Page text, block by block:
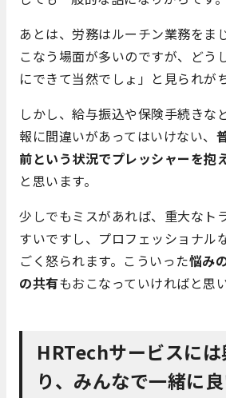
あとは、労務はルーチン業務をま
こなう場面が多いのですが、どう
にできて当然でしょ」と見られがち
しかし、給与振込や保険手続きな
報に間違いがあってはいけない、
前という状況でプレッシャーを抱
と思います。
少しでもミスがあれば、重大なト
すいですし、プロフェッショナル
ごく怒られます。こういった悩み
の共有もおこなっていければと思い
HRTechサービスに
り、みんなで一緒に